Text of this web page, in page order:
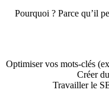
Pourquoi ? Parce qu’il
Optimiser vos mots-clés
Créer
Travailler le